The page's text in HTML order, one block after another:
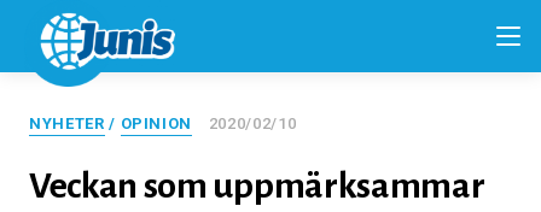
NYHETER / OPINION 2020/02/10
Veckan som uppmärksammar